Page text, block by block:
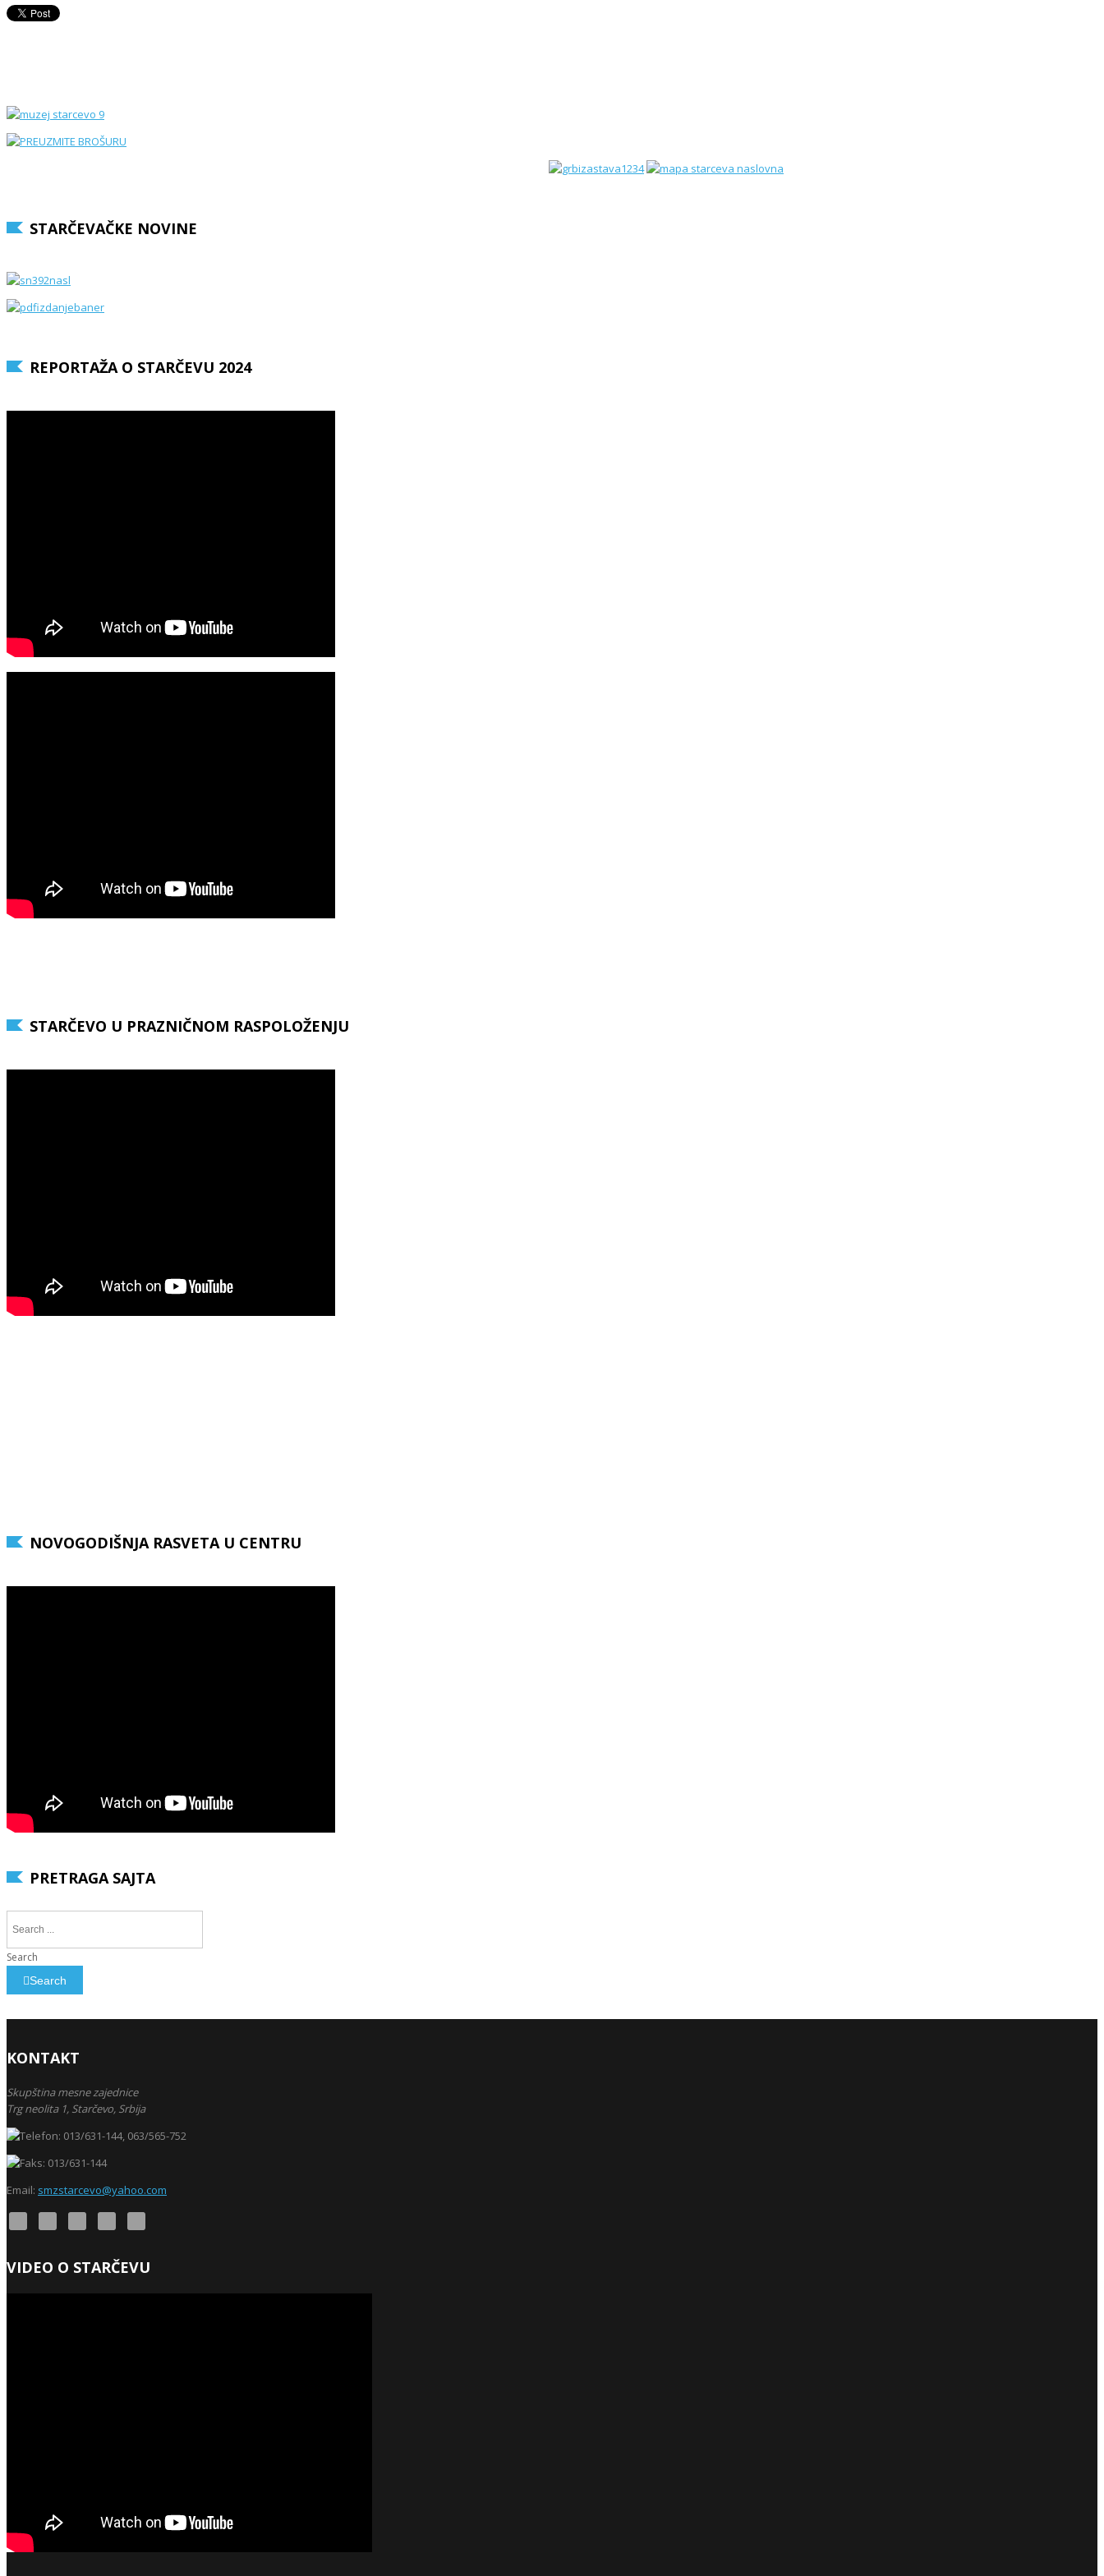
STARČEVAČKE NOVINE
REPORTAŽA O STARČEVU 2024
STARČEVO U PRAZNIČNOM RASPOLOŽENJU
NOVOGODIŠNJA RASVETA U CENTRU
PRETRAGA SAJTA
Search
Search
KONTAKT
Skupština mesne zajednice
Trg neolita 1, Starčevo, Srbija
013/631-144, 063/565-752
013/631-144
Email: smzstarcevo@yahoo.com
VIDEO O STARČEVU